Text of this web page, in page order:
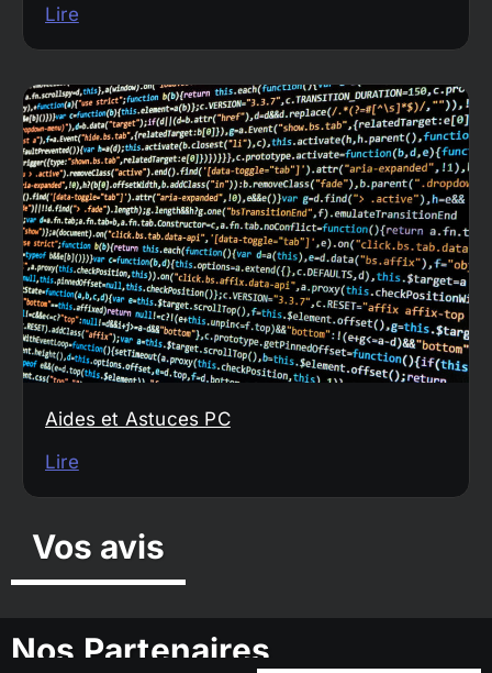
Lire
Aides et Astuces PC
Lire
Vos avis
Nos Partenaires